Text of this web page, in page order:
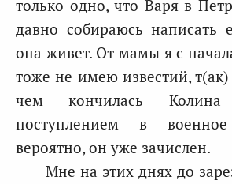
только одно, что Варя в
давно собираюсь написать
она живет. От мамы я с
тоже не имею известий,
чем кончилась
поступлением в
вероятно, он уже зачислен.
Мне на этих днях до